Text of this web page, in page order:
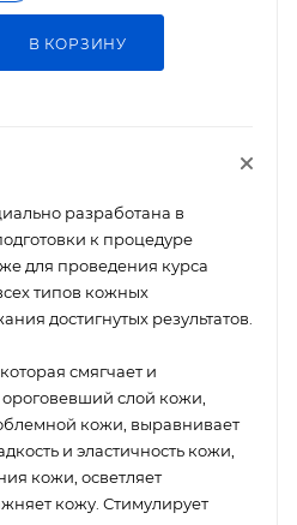
В КОРЗИНУ
разработана в
к процедуре
для проведения курса
типов кожных
достигнутых результатов.
смягчает и
слой кожи,
кожи, выравнивает
и эластичность кожи,
кожи, осветляет
кожу. Стимулирует